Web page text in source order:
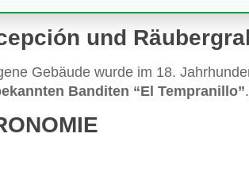
und
Gebäude wurde im 18.
Banditen “El Tempranillo”.